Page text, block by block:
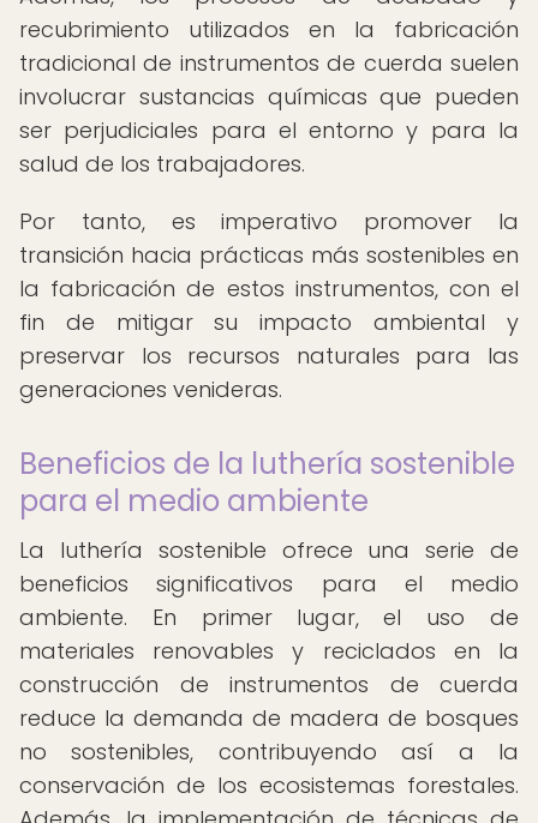
recubrimiento utilizados en la fabricación
tradicional de instrumentos de cuerda suelen
involucrar sustancias químicas que pueden
ser perjudiciales para el entorno y para la
salud de los trabajadores.
Por tanto, es imperativo promover la
transición hacia prácticas más sostenibles en
la fabricación de estos instrumentos, con el
fin de mitigar su impacto ambiental y
preservar los recursos naturales para las
generaciones venideras.
Beneficios de la luthería sostenible
para el medio ambiente
La luthería sostenible ofrece una serie de
beneficios significativos para el medio
ambiente. En primer lugar, el uso de
materiales renovables y reciclados en la
construcción de instrumentos de cuerda
reduce la demanda de madera de bosques
no sostenibles, contribuyendo así a la
conservación de los ecosistemas forestales.